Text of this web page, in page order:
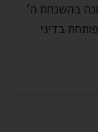
בהשגחת ה׳
בדיני